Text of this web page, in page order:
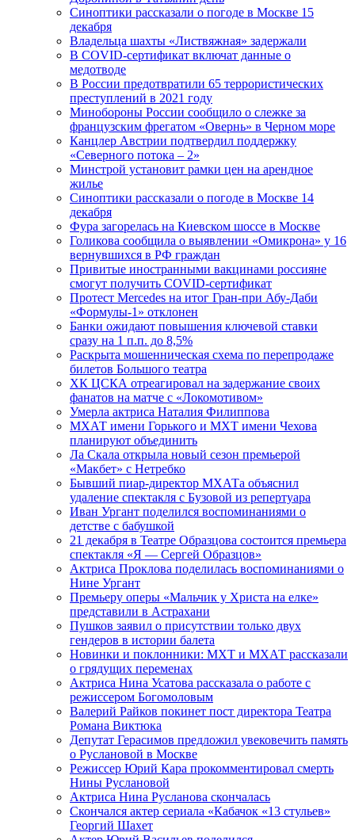
Синоптики рассказали о погоде в Москве 15
декабря
Владельца шахты «Листвяжная» задержали
В COVID-сертификат включат данные о
медотводе
В России предотвратили 65 террористических
преступлений в 2021 году
Минобороны России сообщило о слежке за
французским фрегатом «Овернь» в Черном море
Канцлер Австрии подтвердил поддержку
«Северного потока – 2»
Минстрой установит рамки цен на арендное
жилье
Синоптики рассказали о погоде в Москве 14
декабря
Фура загорелась на Киевском шоссе в Москве
Голикова сообщила о выявлении «Омикрона» у 16
вернувшихся в РФ граждан
Привитые иностранными вакцинами россияне
смогут получить COVID-сертификат
Протест Mercedes на итог Гран-при Абу-Даби
«Формулы-1» отклонен
Банки ожидают повышения ключевой ставки
сразу на 1 п.п. до 8,5%
Раскрыта мошенническая схема по перепродаже
билетов Большого театра
ХК ЦСКА отреагировал на задержание своих
фанатов на матче с «Локомотивом»
Умерла актриса Наталия Филиппова
МХАТ имени Горького и МХТ имени Чехова
планируют объединить
Ла Скала открыла новый сезон премьерой
«Макбет» с Нетребко
Бывший пиар-директор МХАТа объяснил
удаление спектакля с Бузовой из репертуара
Иван Ургант поделился воспоминаниями о
детстве с бабушкой
21 декабря в Театре Образцова состоится премьера
спектакля «Я — Сергей Образцов»
Актриса Проклова поделилась воспоминаниями о
Нине Ургант
Премьеру оперы «Мальчик у Христа на елке»
представили в Астрахани
Пушков заявил о присутствии только двух
гендеров в истории балета
Новинки и поклонники: МХТ и МХАТ рассказали
о грядущих переменах
Актриса Нина Усатова рассказала о работе с
режиссером Богомоловым
Валерий Райков покинет пост директора Театра
Романа Виктюка
Депутат Герасимов предложил увековечить память
о Руслановой в Москве
Режиссер Юрий Кара прокомментировал смерть
Нины Руслановой
Актриса Нина Русланова скончалась
Скончался актер сериала «Кабачок «13 стульев»
Георгий Шахет